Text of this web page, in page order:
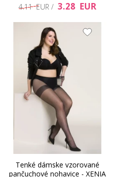
4.11 EUR / 3.28 EUR
Tenké dámske vzorované
pančuchové nohavice - XENIA